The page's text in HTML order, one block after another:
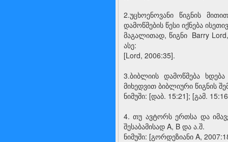
2.უცხოენოვანი წიგნის
დამოწმების წესი იქნება
მაგალითად, წიგნი Barry
ასე:
[Lord, 2006:35].
3.ბიბლიის დამოწმება
მიხედვით ბიბლიური წიგნის
ნიმუში: [დაბ. 15:21]; [გამ.
4. თუ ავტორს ერთსა და
შესაბამისად A, B და ა.შ.
ნიმუში: [გორდეზიანი A,